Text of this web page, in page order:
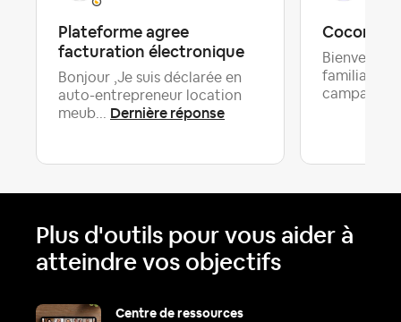
Plateforme agree
facturation électronique
Bonjour ,Je suis déclarée en
auto-entrepreneur location
meub... Dernière réponse
Cocon à
Bienvenue
familiale
Plus d'outils pour vous aider à
atteindre vos objectifs
Centre de ressources